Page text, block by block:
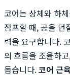
코어는 상체와 하
점프할 때, 공을 던
력을 요구합니다.
의 흐름을 조율하
돕습니다.코어 근